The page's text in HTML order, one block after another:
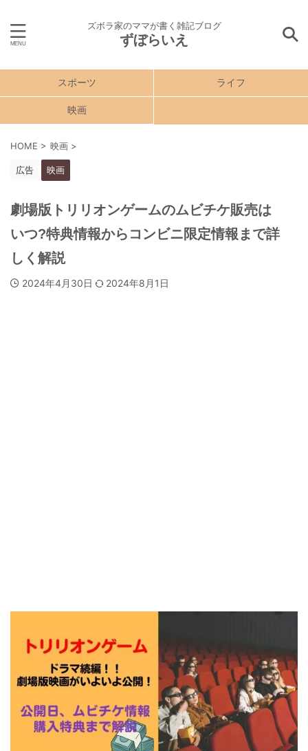
ズボラ家のママが書く雑記ブログ
ずぼらいえ
スポーツ ライフ
映画
HOME > 映画 >
広告 映画
劇場版トリリオンゲームのムビチケ販売は
いつ?特典情報からコンビニ限定情報まで詳
しく解説
2024年4月30日 2024年8月1日